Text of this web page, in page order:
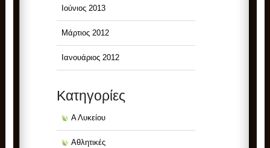
Ιούνιος 2013
Μάρτιος 2012
Ιανουάριος 2012
Kατηγορίες
Α Λυκείου
Αθλητικές